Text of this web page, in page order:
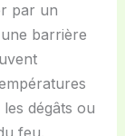
par un
barrière
dégâts ou